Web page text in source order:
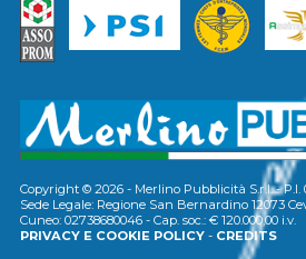
Copyright © 2026 - Merlino Pubblicità S.r.l. - P.I.
Sede Legale: Regione San Bernardino 12073
Cuneo: 02738680046 - Cap. soc.: € 120.000,00 i.v.
PRIVACY E COOKIE POLICY- CREDITS